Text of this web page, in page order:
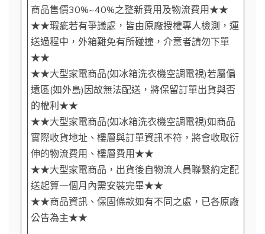
商品售價30%~40%之整新費用及物流費用★★
★★瑕疵若有爭議處，皆由原廠授權專人檢測，運
送過程中，外箱難免有所碰撞，介意者請勿下單
★★
★★大型家電商品(如冰箱洗衣機空調電視)若屬偏
遠區(如外島)因故無法配送，將保留訂單出貨與否
的權利★★
★★大型家電商品(如冰箱洗衣機空調電視)如商品
實際收貨地址、樓層與訂單資訊不符，將會收取衍
伸的物流費用、樓層費用★★
★★大型家電商品，出貨後自物流人員聯繫約定配
送起算一個月內需安裝完畢★★
★★商品資訊、保固條款如有不同之處，已各原廠
公告為主★★